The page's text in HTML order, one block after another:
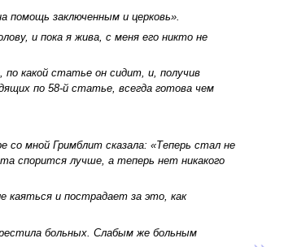
помощь заключенным и церковь».
и пока я жива, с меня его никто не
по какой статье он сидит, и, получив
по 58-й статье, всегда готова чем
со мной Гримблит сказала: «Теперь стал не
спорится лучше, а теперь нет никакого
и пострадает за это, как
больных. Слабым же больным